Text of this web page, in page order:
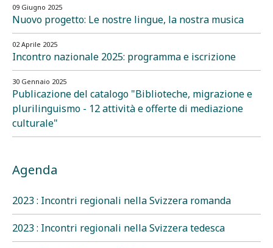
09 Giugno 2025
Nuovo progetto: Le nostre lingue, la nostra musica
02 Aprile 2025
Incontro nazionale 2025: programma e iscrizione
30 Gennaio 2025
Publicazione del catalogo "Biblioteche, migrazione e
plurilinguismo - 12 attività e offerte di mediazione
culturale"
Agenda
2023 : Incontri regionali nella Svizzera romanda
2023 : Incontri regionali nella Svizzera tedesca